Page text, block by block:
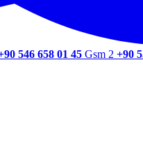
546 658 01 45 Gsm 2 +90